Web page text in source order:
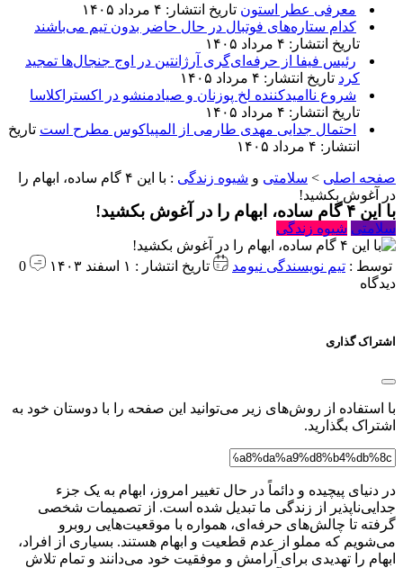
معرفی عطر استون تاریخ انتشار: ۴ مرداد ۱۴۰۵
کدام ستاره‌های فوتبال در حال حاضر بدون تیم می‌باشند
تاریخ انتشار: ۴ مرداد ۱۴۰۵
رئیس فیفا از حرفه‌ای‌گری آرژانتین در اوج جنجال‌ها تمجید
کرد تاریخ انتشار: ۴ مرداد ۱۴۰۵
شروع ناامیدکننده لخ پوزنان و صیادمنشو در اکستراکلاسا
تاریخ انتشار: ۴ مرداد ۱۴۰۵
احتمال جدایی مهدی طارمی از المپیاکوس مطرح است تاریخ
انتشار: ۴ مرداد ۱۴۰۵
صفحه اصلی > سلامتی و شیوه زندگی :
با این ۴ گام ساده، ابهام را
در آغوش بکشید!
با این ۴ گام ساده، ابهام را در آغوش بکشید!
سلامتی شیوه زندگی
توسط : تیم نویسندگی نیومد تاریخ انتشار : ۱ اسفند ۱۴۰۳
0
دیدگاه
اشتراک گذاری
با استفاده از روش‌های زیر می‌توانید این صفحه را با دوستان خود به
اشتراک بگذارید.
در دنیای پیچیده و دائماً در حال تغییر امروز، ابهام به یک جزء
جدایی‌ناپذیر از زندگی ما تبدیل شده است. از تصمیمات شخصی
گرفته تا چالش‌های حرفه‌ای، همواره با موقعیت‌هایی روبرو
می‌شویم که مملو از عدم قطعیت و ابهام هستند. بسیاری از افراد،
ابهام را تهدیدی برای آرامش و موفقیت خود می‌دانند و تمام تلاش